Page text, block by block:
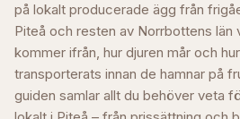
på lokalt producerade ägg från
Piteå och resten av Norrbottens län
kommer ifrån, hur djuren mår och
transporterats innan de hamnar på
guiden samlar allt du behöver veta